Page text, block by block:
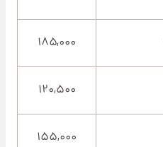
۱۸۵,۰۰۰
۱۲۰,۵۰۰
۱۵۵,۰۰۰